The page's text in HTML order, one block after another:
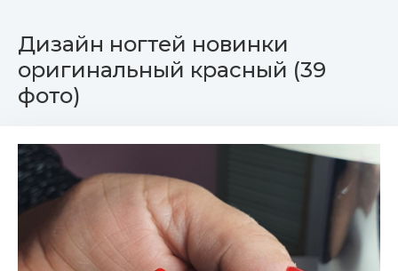
Дизайн ногтей новинки
оригинальный красный (39
фото)